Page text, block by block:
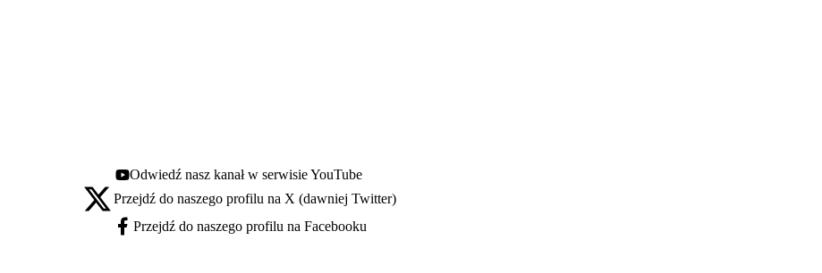
Youtube - otwiera się w nowej karcie
Odwiedź nasz kanał w serwisie YouTube
X - otwiera się w nowej karcie
Przejdź do naszego profilu na X (dawniej Twitter)
Facebook - otwiera się w nowej karcie
Przejdź do naszego profilu na Facebooku